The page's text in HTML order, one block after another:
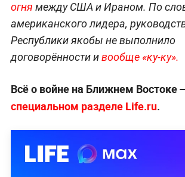
огня между США и Ираном. По
американского лидера,
Республики якобы не выполнило
договорённости ивообще «ку-ку».
Всё о войне на Ближнем Востоке
специальном разделе Life.ru.